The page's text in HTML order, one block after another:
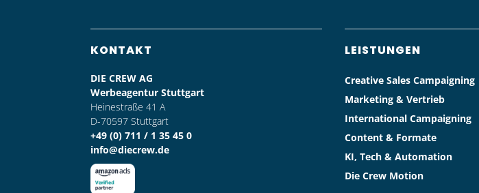
KONTAKT
DIE CREW AG
Werbeagentur Stuttgart
Heinestraße 41 A
D-70597 Stuttgart
+49 (0) 711 / 1 35 45 0
info@diecrew.de
LEISTUNGEN
Creative Sales Campaigning
Marketing & Vertrieb
International Campaigning
Content & Formate
KI, Tech & Automation
Die Crew Motion